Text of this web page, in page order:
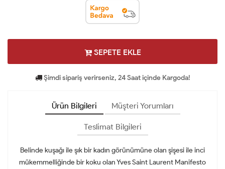
SEPETE EKLE
Şimdi sipariş verirseniz, 24 Saat içinde Kargoda!
Ürün Bilgileri Müşteri Yorumları
Teslimat Bilgileri
Belinde kuşağı ile şık bir kadın görünümüne olan şişesi ile inci
mükemmelliğinde bir koku olan Yves Saint Laurent Manifesto